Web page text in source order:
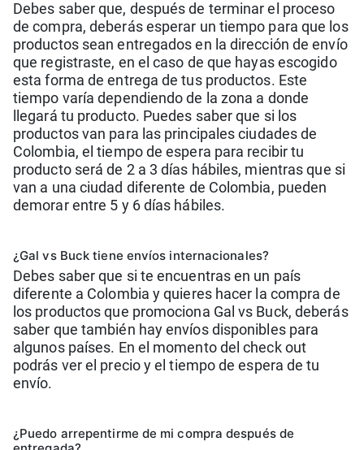
Debes saber que, después de terminar el proceso
de compra, deberás esperar un tiempo para que los
productos sean entregados en la dirección de envío
que registraste, en el caso de que hayas escogido
esta forma de entrega de tus productos. Este
tiempo varía dependiendo de la zona a donde
llegará tu producto. Puedes saber que si los
productos van para las principales ciudades de
Colombia, el tiempo de espera para recibir tu
producto será de 2 a 3 días hábiles, mientras que si
van a una ciudad diferente de Colombia, pueden
demorar entre 5 y 6 días hábiles.
¿Gal vs Buck tiene e nvíos internacionales?
Debes saber que si te encuentras en un país
diferente a Colombia y quieres hacer la compra de
los productos que promociona Gal vs Buck, deberás
saber que también hay envíos disponibles para
algunos países. En el momento del check out
podrás ver el precio y el tiempo de espera de tu
envío.
¿P uedo arrepentirme de mi compra después de